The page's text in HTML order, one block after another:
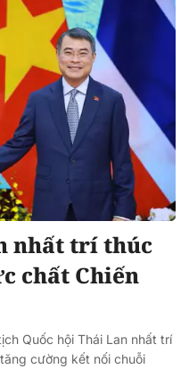
nhất trí thúc
chất Chiến
Quốc hội Thái Lan nhất trí
cường kết nối chuỗi